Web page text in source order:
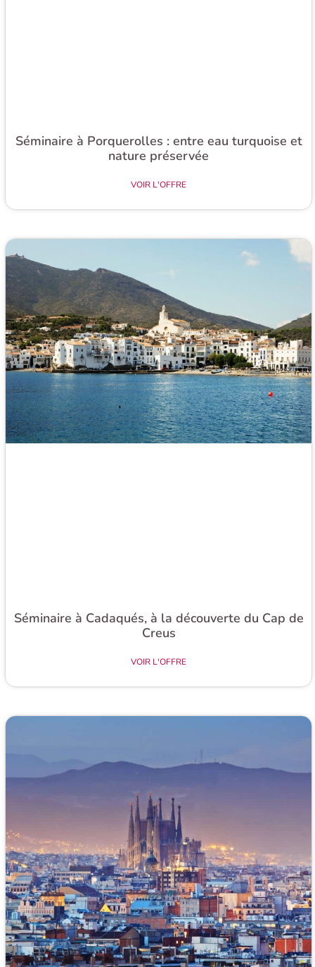
Séminaire à Porquerolles : entre eau turquoise et
nature préservée​
VOIR L'OFFRE
Séminaire à Cadaqués, à la découverte du Cap de
Creus
VOIR L'OFFRE